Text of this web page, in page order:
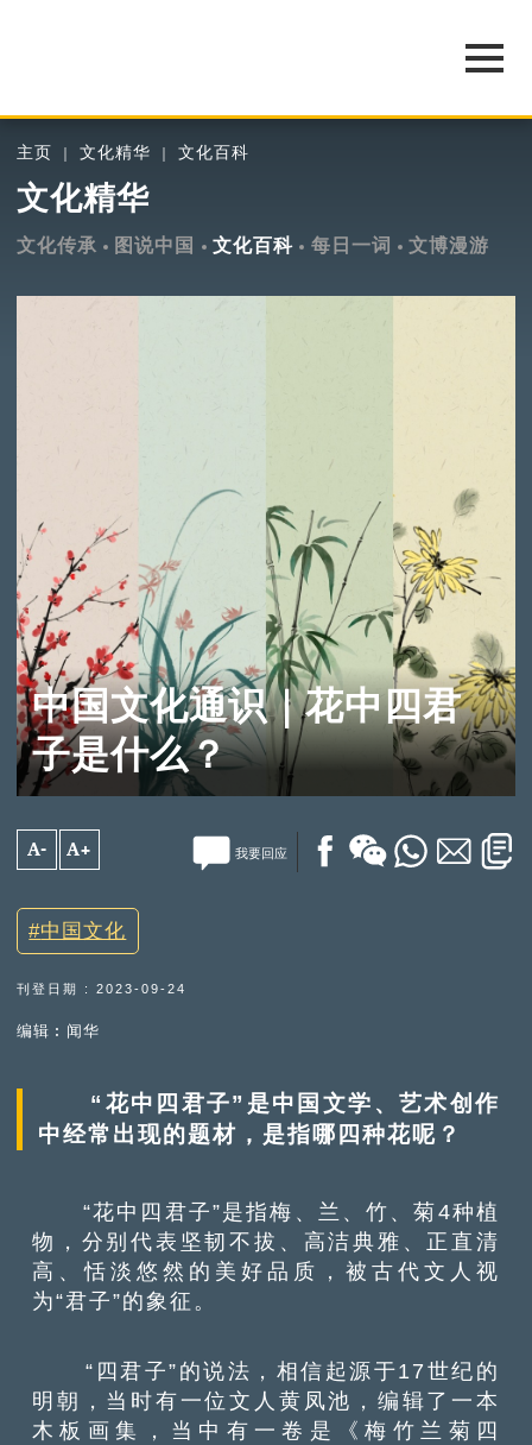
主页 文化精华 文化百科
文化精华
文化传承 图说中国 文化百科 每日一词 文博漫游
中国文化通识｜花中四君
子是什么？
A- A+ 我要回应
中国文化
刊登日期 : 2023-09-24
编辑︰闻华
“花中四君子”是中国文学、艺术创作
中经常出现的题材，是指哪四种花呢？
“花中四君子”是指梅、兰、竹、菊4种植
物，分别代表坚韧不拔、高洁典雅、正直清
高、恬淡悠然的美好品质，被古代文人视
为“君子”的象征。
“四君子”的说法，相信起源于17世纪的
明朝，当时有一位文人黄凤池，编辑了一本
木板画集，当中有一卷是《梅竹兰菊四